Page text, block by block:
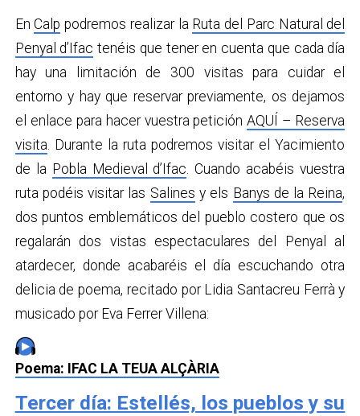
EnCalp podremos realizar la Ruta del Parc Natural del
Penyal d’Ifac tenéis que tener en cuenta que cada día
hay una limitación de 300 visitas para cuidar el
entorno y hay que reservar previamente, os dejamos
el enlace para hacer vuestra peticiónAQUÍ – Reserva
visita . Durante la ruta podremos visitar el Yacimiento
de la Pobla Medieval d’Ifac . Cuando acabéis vuestra
ruta podéis visitar las Salines y els Banys de la Reina,
dos puntos emblemáticos del pueblo costero que os
regalarán dos vistas espectaculares del Penyal al
atardecer, donde acabaréis el día escuchando otra
delicia de poema, recitado por Lidia Santacreu Ferrà y
musicado por Eva Ferrer Villena:
Poema: IFAC LA TEUA ALÇÀRIA
Tercer día: Estellés, los pueblos y su